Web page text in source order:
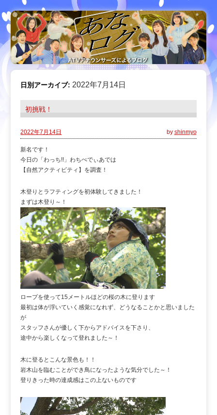
日別アーカイブ:2022年7月14日
初挑戦！
2022年7月14日 by shinmyo
新名です！
今日の「わっち!!」わちぺでぃあでは
【自然アクティビティ】を調査！
木登りとラフティングを初体験してきました！
まずは木登り～！
ロープを使って15メートルほどの桜の木に登ります
最初は体が浮いていく感覚になれず、どうなることかと思いました
が
スタッフさんが優しく下からアドバイスを下さり、
途中から楽しくなって登れました～！
木に登るとこんな景色も！！
岩木山を臨むことができ鳥になったような気分でした～！
登りきった時の達成感はこの上ないものです